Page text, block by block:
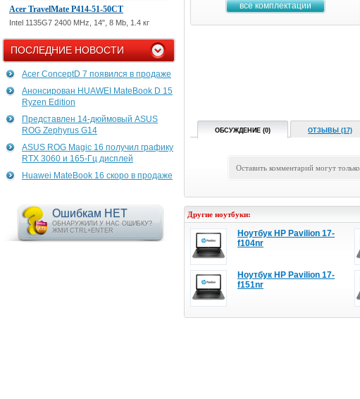
Acer TravelMate P414-51-50CT
Intel 1135G7 2400 MHz, 14", 8 Mb, 1.4 кг
ПОСЛЕДНИЕ НОВОСТИ
Acer ConceptD 7 появился в продаже
Анонсирован HUAWEI MateBook D 15
Ryzen Edition
Представлен 14-дюймовый ASUS
ROG Zephyrus G14
ASUS ROG Magic 16 получил графику
RTX 3060 и 165-Гц дисплей
Huawei MateBook 16 скоро в продаже
Ошибкам НЕТ
ОБНАРУЖИЛИ У НАС ОШИБКУ?
ЖМИ CTRL+ENTER
все комплектации
ОБСУЖДЕНИЕ (0) ОТЗЫВЫ (17)
Оставить комментарий могут только
Другие ноутбуки:
Ноутбук HP Pavilion 17-
f104nr
Ноутбук HP Pavilion 17-
f151nr